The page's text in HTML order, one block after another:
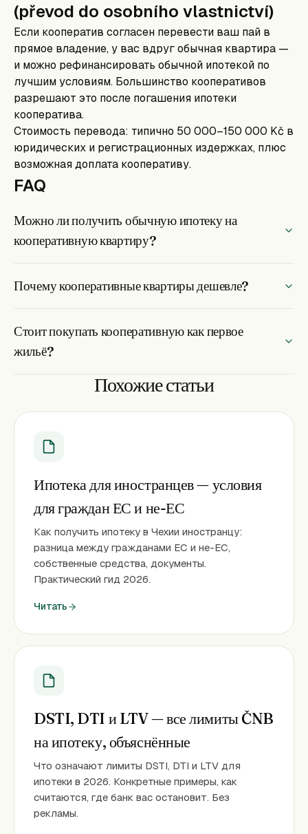
(převod do osobního vlastnictví)
Если кооператив согласен перевести ваш пай в
прямое владение, у вас вдруг обычная квартира —
и можно рефинансировать обычной ипотекой по
лучшим условиям. Большинство кооперативов
разрешают это после погашения ипотеки
кооператива.
Стоимость перевода: типично 50 000–150 000 Kč в
юридических и регистрационных издержках, плюс
возможная доплата кооперативу.
FAQ
Можно ли получить обычную ипотеку на
кооперативную квартиру?
Почему кооперативные квартиры дешевле?
Стоит покупать кооперативную как первое
жильё?
Похожие статьи
Ипотека для иностранцев — условия
для граждан ЕС и не-ЕС
Как получить ипотеку в Чехии иностранцу:
разница между гражданами ЕС и не-ЕС,
собственные средства, документы.
Практический гид 2026.
Читать
DSTI, DTI и LTV — все лимиты ČNB
на ипотеку, объяснённые
Что означают лимиты DSTI, DTI и LTV для
ипотеки в 2026. Конкретные примеры, как
считаются, где банк вас остановит. Без
рекламы.